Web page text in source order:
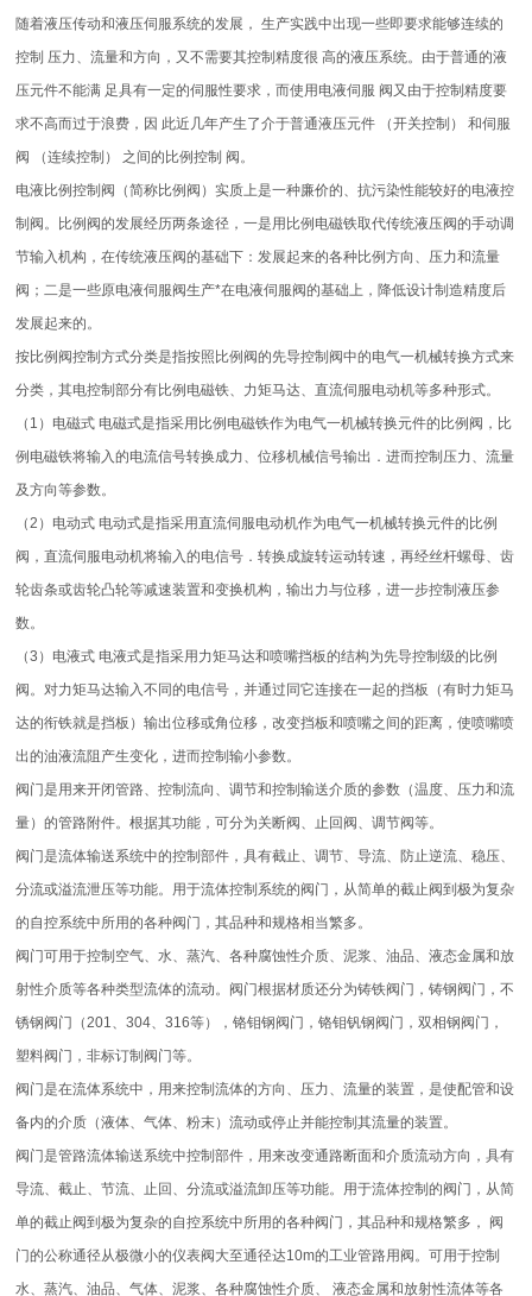
随着液压传动和液压伺服系统的发展， 生产实践中出现一些即要求能够连续的
控制 压力、流量和方向，又不需要其控制精度很 高的液压系统。由于普通的液
压元件不能满 足具有一定的伺服性要求，而使用电液伺服 阀又由于控制精度要
求不高而过于浪费，因 此近几年产生了介于普通液压元件 （开关控制） 和伺服
阀 （连续控制） 之间的比例控制 阀。
电液比例控制阀（简称比例阀）实质上是一种廉价的、抗污染性能较好的电液控
制阀。比例阀的发展经历两条途径，一是用比例电磁铁取代传统液压阀的手动调
节输入机构，在传统液压阀的基础下：发展起来的各种比例方向、压力和流量
阀；二是一些原电液伺服阀生产*在电液伺服阀的基础上，降低设计制造精度后
发展起来的。
按比例阀控制方式分类是指按照比例阀的先导控制阀中的电气一机械转换方式来
分类，其电控制部分有比例电磁铁、力矩马达、直流伺服电动机等多种形式。
（1）电磁式 电磁式是指采用比例电磁铁作为电气一机械转换元件的比例阀，比
例电磁铁将输入的电流信号转换成力、位移机械信号输出．进而控制压力、流量
及方向等参数。
（2）电动式 电动式是指采用直流伺服电动机作为电气一机械转换元件的比例
阀，直流伺服电动机将输入的电信号．转换成旋转运动转速，再经丝杆螺母、齿
轮齿条或齿轮凸轮等减速装置和变换机构，输出力与位移，进一步控制液压参
数。
（3）电液式 电液式是指采用力矩马达和喷嘴挡板的结构为先导控制级的比例
阀。对力矩马达输入不同的电信号，并通过同它连接在一起的挡板（有时力矩马
达的衔铁就是挡板）输出位移或角位移，改变挡板和喷嘴之间的距离，使喷嘴喷
出的油液流阻产生变化，进而控制输小参数。
阀门是用来开闭管路、控制流向、调节和控制输送介质的参数（温度、压力和流
量）的管路附件。根据其功能，可分为关断阀、止回阀、调节阀等。
阀门是流体输送系统中的控制部件，具有截止、调节、导流、防止逆流、稳压、
分流或溢流泄压等功能。用于流体控制系统的阀门，从简单的截止阀到极为复杂
的自控系统中所用的各种阀门，其品种和规格相当繁多。
阀门可用于控制空气、水、蒸汽、各种腐蚀性介质、泥浆、油品、液态金属和放
射性介质等各种类型流体的流动。阀门根据材质还分为铸铁阀门，铸钢阀门，不
锈钢阀门（201、304、316等），铬钼钢阀门，铬钼钒钢阀门，双相钢阀门，
塑料阀门，非标订制阀门等。
阀门是在流体系统中，用来控制流体的方向、压力、流量的装置，是使配管和设
备内的介质（液体、气体、粉末）流动或停止并能控制其流量的装置。
阀门是管路流体输送系统中控制部件，用来改变通路断面和介质流动方向，具有
导流、截止、节流、止回、分流或溢流卸压等功能。用于流体控制的阀门，从简
单的截止阀到极为复杂的自控系统中所用的各种阀门，其品种和规格繁多， 阀
门的公称通径从极微小的仪表阀大至通径达10m的工业管路用阀。可用于控制
水、蒸汽、油品、气体、泥浆、各种腐蚀性介质、 液态金属和放射性流体等各